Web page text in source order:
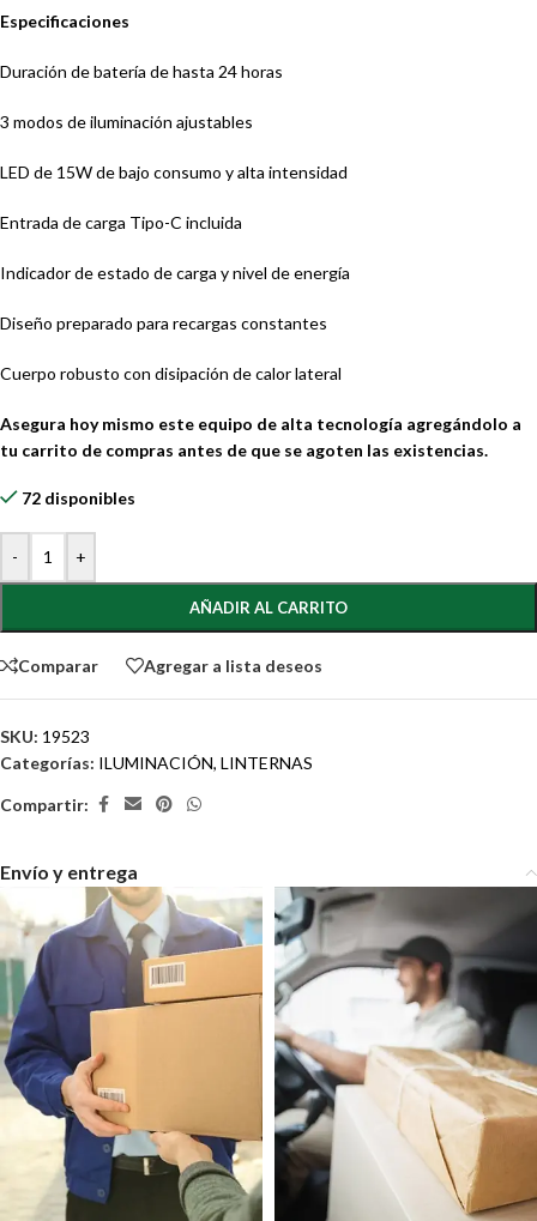
Especificaciones
Duración de batería de hasta 24 horas
3 modos de iluminación ajustables
LED de 15W de bajo consumo y alta intensidad
Entrada de carga Tipo-C incluida
Indicador de estado de carga y nivel de energía
Diseño preparado para recargas constantes
Cuerpo robusto con disipación de calor lateral
Asegura hoy mismo este equipo de alta tecnología agregándolo a
tu carrito de compras antes de que se agoten las existencias.
72 disponibles
- +
AÑADIR AL CARRITO
Comparar Agregar a lista deseos
SKU: 19523
Categorías: ILUMINACIÓN, LINTERNAS
Compartir:
Envío y entrega